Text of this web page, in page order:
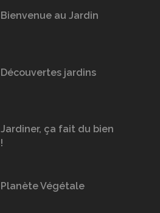
Bienvenue au Jardin
Découvertes jardins
Jardiner, ça fait du bien
!
Planète Végétale